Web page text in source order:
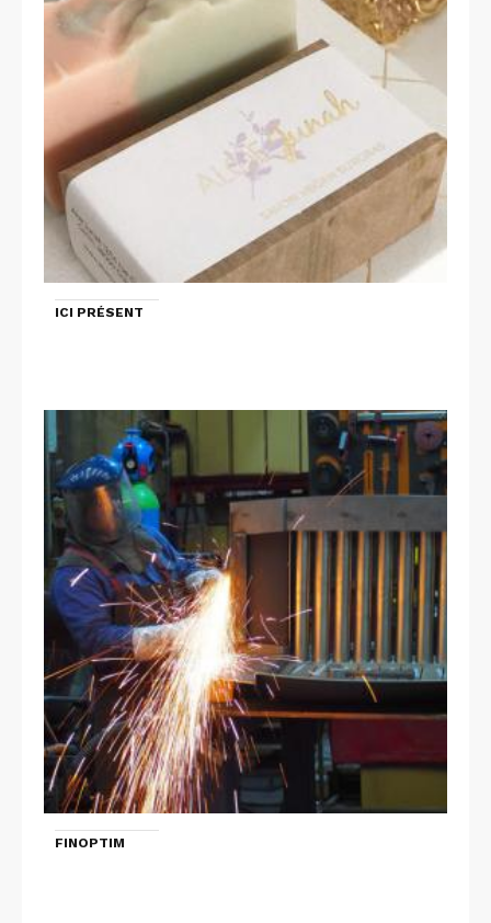
ICI PRÉSENT
FINOPTIM